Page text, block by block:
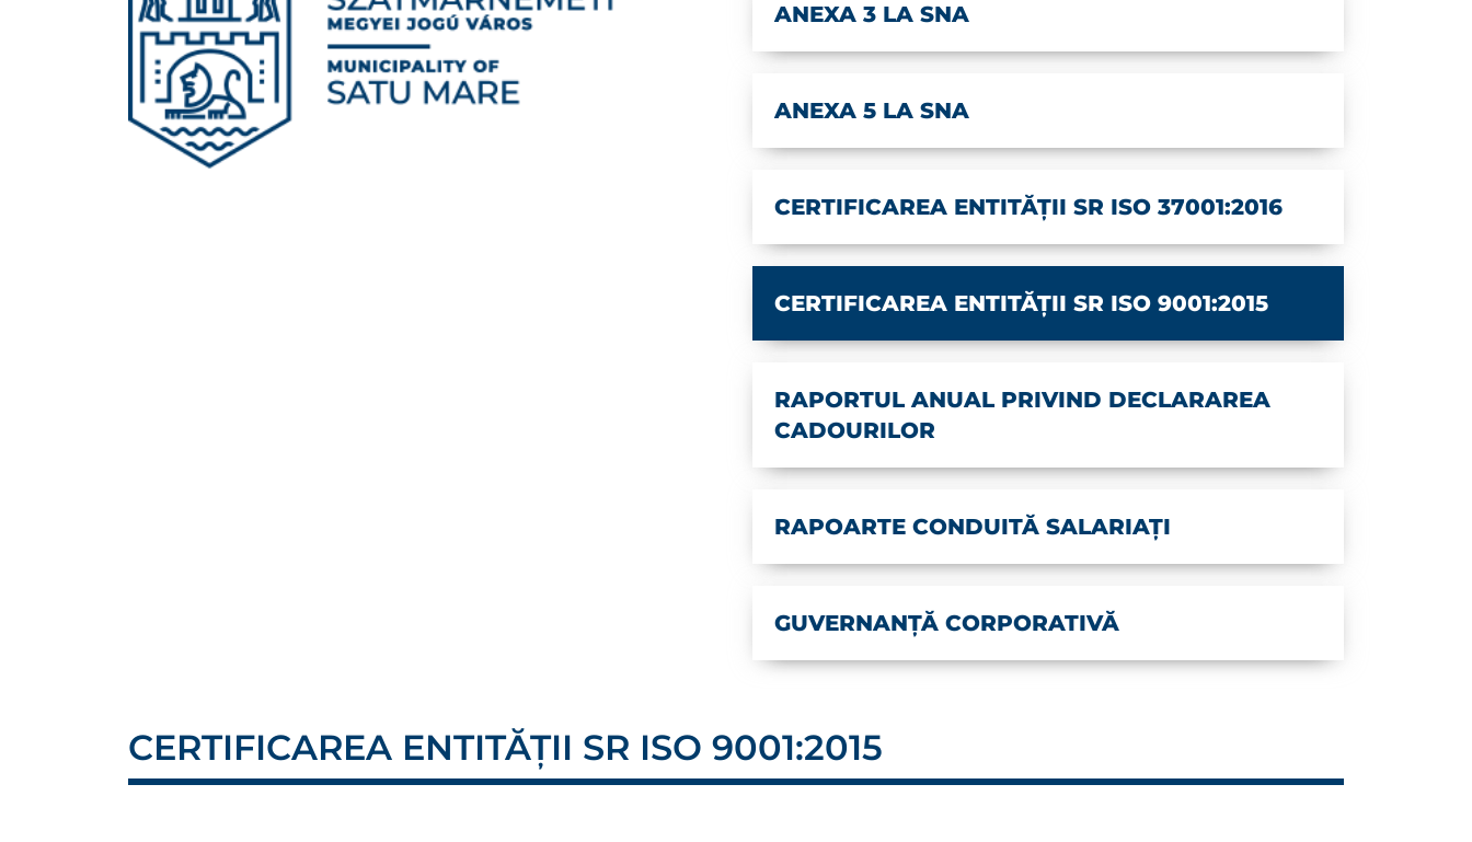
ANEXA 3 LA SNA
ANEXA 5 LA SNA
CERTIFICAREA ENTITĂȚII SR ISO 37001:2016
CERTIFICAREA ENTITĂȚII SR ISO 9001:2015
RAPORTUL ANUAL PRIVIND DECLARAREA
CADOURILOR
RAPOARTE CONDUITĂ SALARIAȚI
GUVERNANȚĂ CORPORATIVĂ
CERTIFICAREA ENTITĂȚII SR ISO 9001:2015